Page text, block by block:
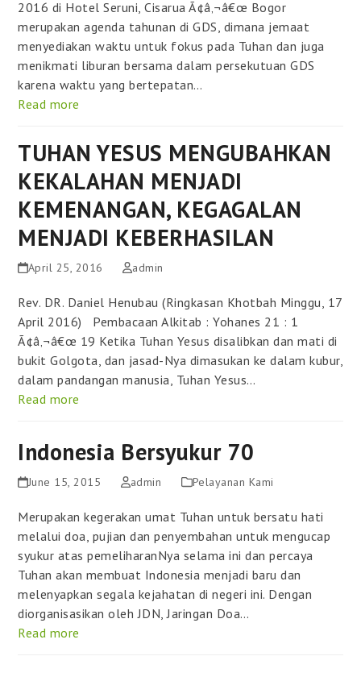
2016 di Hotel Seruni, Cisarua Ã¢â‚¬â€œ Bogor
merupakan agenda tahunan di GDS, dimana jemaat
menyediakan waktu untuk fokus pada Tuhan dan juga
menikmati liburan bersama dalam persekutuan GDS
karena waktu yang bertepatan…
Read more
TUHAN YESUS MENGUBAHKAN
KEKALAHAN MENJADI
KEMENANGAN, KEGAGALAN
MENJADI KEBERHASILAN
April 25, 2016 admin
Rev. DR. Daniel Henubau (Ringkasan Khotbah Minggu, 17
April 2016) Pembacaan Alkitab : Yohanes 21 : 1
Ã¢â‚¬â€œ 19 Ketika Tuhan Yesus disalibkan dan mati di
bukit Golgota, dan jasad-Nya dimasukan ke dalam kubur,
dalam pandangan manusia, Tuhan Yesus…
Read more
Indonesia Bersyukur 70
June 15, 2015 admin Pelayanan Kami
Merupakan kegerakan umat Tuhan untuk bersatu hati
melalui doa, pujian dan penyembahan untuk mengucap
syukur atas pemeliharanNya selama ini dan percaya
Tuhan akan membuat Indonesia menjadi baru dan
melenyapkan segala kejahatan di negeri ini. Dengan
diorganisasikan oleh JDN, Jaringan Doa…
Read more